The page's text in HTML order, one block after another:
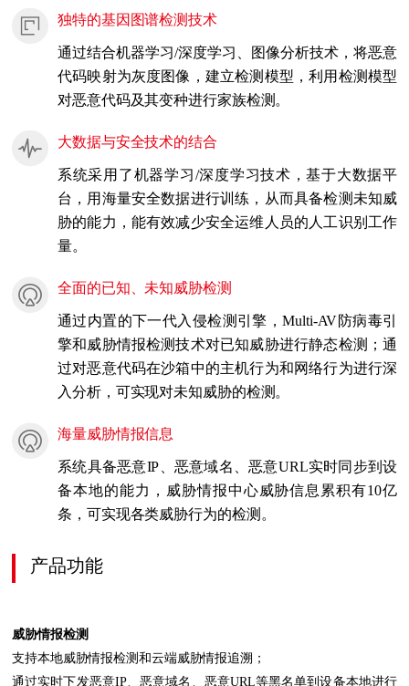
独特的基因图谱检测技术
通过结合机器学习/深度学习、图像分析技术，将恶意
代码映射为灰度图像，建立检测模型，利用检测模型
对恶意代码及其变种进行家族检测。
大数据与安全技术的结合
系统采用了机器学习/深度学习技术，基于大数据平
台，用海量安全数据进行训练，从而具备检测未知威
胁的能力，能有效减少安全运维人员的人工识别工作
量。
全面的已知、未知威胁检测
通过内置的下一代入侵检测引擎，Multi-AV防病毒引
擎和威胁情报检测技术对已知威胁进行静态检测；通
过对恶意代码在沙箱中的主机行为和网络行为进行深
入分析，可实现对未知威胁的检测。
海量威胁情报信息
系统具备恶意IP、恶意域名、恶意URL实时同步到设
备本地的能力，威胁情报中心威胁信息累积有10亿
条，可实现各类威胁行为的检测。
产品功能
威胁情报检测
支持本地威胁情报检测和云端威胁情报追溯；
通过实时下发恶意IP、恶意域名、恶意URL等黑名单到设备本地进行